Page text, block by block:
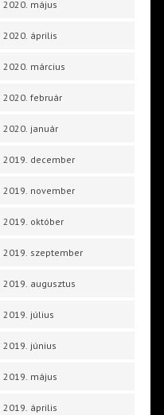
2020. május
2020. április
2020. március
2020. február
2020. január
2019. december
2019. november
2019. október
2019. szeptember
2019. augusztus
2019. július
2019. június
2019. május
2019. április